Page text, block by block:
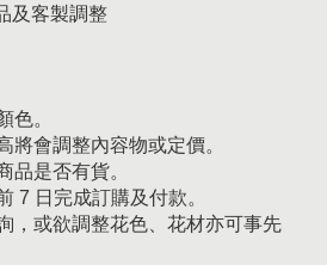
及客製調整
色。
將會調整內容物或定價。
品是否有貨。
7 日完成訂購及付款。
，或欲調整花色、花材亦可事先